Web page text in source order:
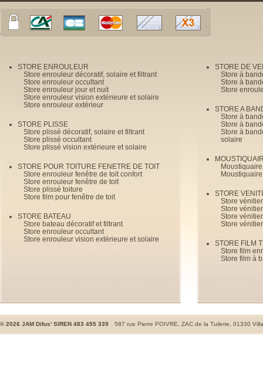
STORE ENROULEUR
Store enrouleur décoratif, solaire et filtrant
Store enrouleur occultant
Store enrouleur jour et nuit
Store enrouleur vision extérieure et solaire
Store enrouleur extérieur
STORE PLISSE
Store plissé décoratif, solaire et filtrant
Store plissé occultant
Store plissé vision extérieure et solaire
STORE POUR TOITURE FENETRE DE TOIT
Store enrouleur fenêtre de toit confort
Store enrouleur fenêtre de toit
Store plissé toiture
Store film pour fenêtre de toit
STORE BATEAU
Store bateau décoratif et filtrant
Store enrouleur occultant
Store enrouleur vision extérieure et solaire
STORE DE
Store à
Store à
Store
STORE A
Store à
Store à
Store à
solaire
STORE
Store
Store
Store
Store
STORE FILM
Store film
Store film à
©2026 JAM Difus' SIREN 483 495 339 587 rue Pierre POIVRE, ZAC de la Tuilerie, 01330